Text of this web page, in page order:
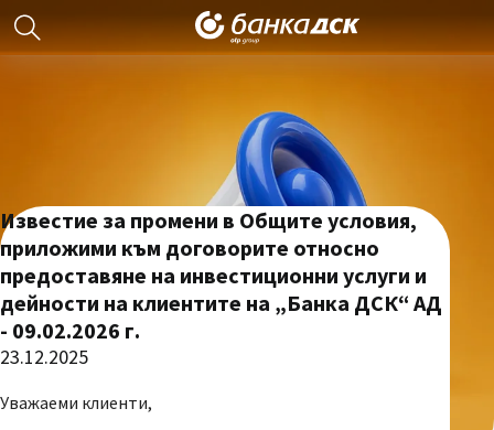
Известие за промени в Общите условия,
приложими към договорите относно
предоставяне на инвестиционни услуги и
дейности на клиентите на „Банка ДСК“ АД
- 09.02.2026 г.
23.12.2025
Уважаеми клиенти,